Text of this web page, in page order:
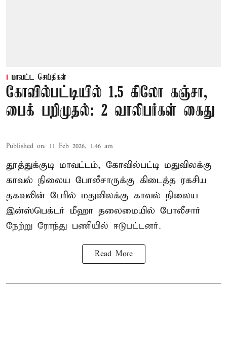
மாவட்ட செய்திகள்
கோவில்பட்டியில் 1.5 கிலோ கஞ்சா,
பைக் பறிமுதல்: 2 வாலிபர்கள் கைது
Published on: 11 Feb 2026, 1:46 am
தூத்துக்குடி மாவட்டம், கோவில்பட்டி மதுவிலக்கு
காவல் நிலைய போலீசாருக்கு கிடைத்த ரகசிய
தகவலின் பேரில் மதுவிலக்கு காவல் நிலைய
இன்ஸ்பெக்டர் மீஹா தலைமையில் போலீசார்
நேற்று ரோந்து பணியில் ஈடுபட்டனர்.
Read More